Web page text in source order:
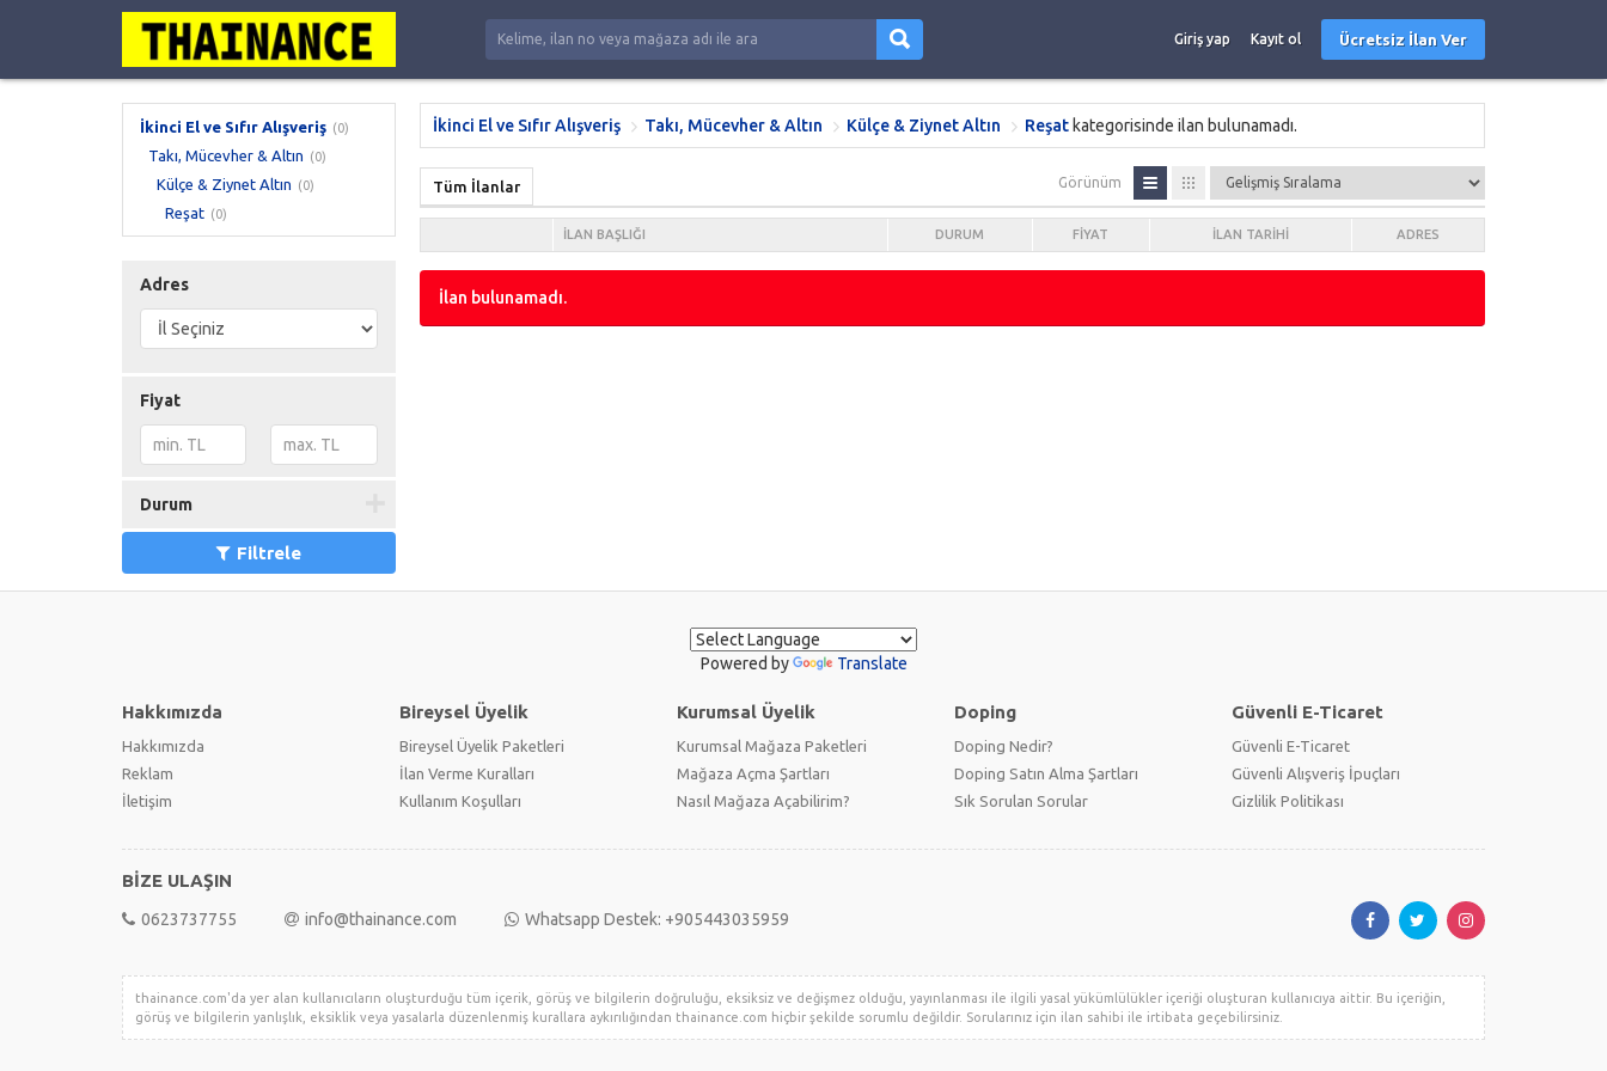
Giriş yap Kayıt ol Ücretsiz İlan Ver
İkinci El ve Sıfır Alışveriş (0)
Takı, Mücevher & Altın (0)
Külçe & Ziynet Altın (0)
Reşat (0)
Adres
Fiyat
Durum
Filtrele
İkinci El ve Sıfır Alışveriş Takı, Mücevher & Altın Külçe & Ziynet Altın Reşat kategorisinde ilan bulunamadı.
Tüm İlanlar Görünüm
İLAN BAŞLIĞI DURUM FIYAT İLAN TARIHI ADRES
İlan bulunamadı.
Powered by Translate
Hakkımızda
Hakkımızda
Reklam
İletişim
Bireysel Üyelik
Bireysel Üyelik Paketleri
İlan Verme Kuralları
Kullanım Koşulları
Kurumsal Üyelik
Kurumsal Mağaza Paketleri
Mağaza Açma Şartları
Nasıl Mağaza Açabilirim?
Doping
Doping Nedir?
Doping Satın Alma Şartları
Sık Sorulan Sorular
Güvenli E-Ticaret
Güvenli E-Ticaret
Güvenli Alışveriş İpuçları
Gizlilik Politikası
BİZE ULAŞIN
0623737755 info@thainance.com Whatsapp Destek: +905443035959
thainance.com'da yer alan kullanıcıların oluşturduğu tüm içerik, görüş ve bilgilerin doğruluğu, eksiksiz ve değişmez olduğu, yayınlanması ile ilgili yasal yükümlülükler içeriği oluşturan kullanıcıya aittir. Bu içeriğin,
görüş ve bilgilerin yanlışlık, eksiklik veya yasalarla düzenlenmiş kurallara aykırılığından thainance.com hiçbir şekilde sorumlu değildir. Sorularınız için ilan sahibi ile irtibata geçebilirsiniz.